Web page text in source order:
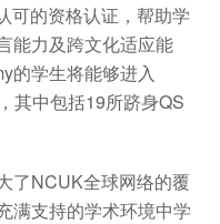
可的资格认证，帮助学
能力及跨文化适应能
的学生将能够进入
其中包括19所跻身QS
了NCUK全球网络的覆
满支持的学术环境中学